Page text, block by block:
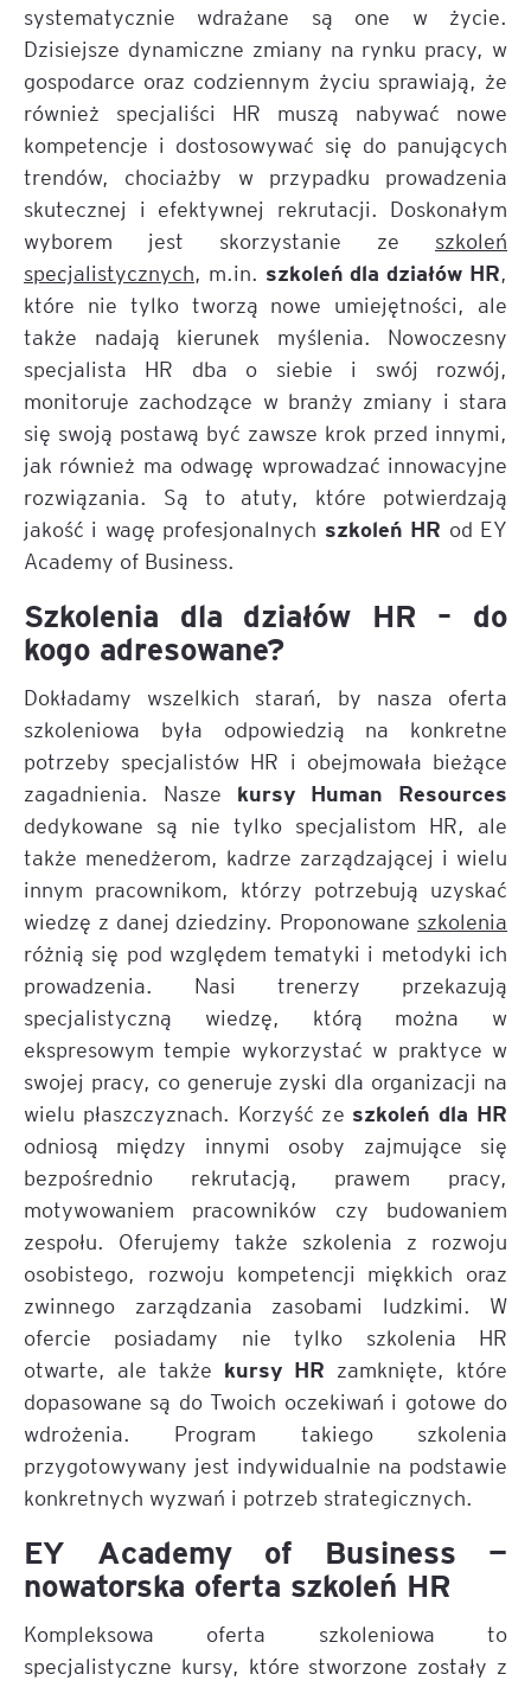
systematycznie wdrażane są one w życie.
Dzisiejsze dynamiczne zmiany na rynku pracy, w
gospodarce oraz codziennym życiu sprawiają, że
również specjaliści HR muszą nabywać nowe
kompetencje i dostosowywać się do panujących
trendów, chociażby w przypadku prowadzenia
skutecznej i efektywnej rekrutacji. Doskonałym
wyborem jest skorzystanie ze szkoleń
specjalistycznych, m.in. szkoleń dla działów HR,
które nie tylko tworzą nowe umiejętności, ale
także nadają kierunek myślenia. Nowoczesny
specjalista HR dba o siebie i swój rozwój,
monitoruje zachodzące w branży zmiany i stara
się swoją postawą być zawsze krok przed innymi,
jak również ma odwagę wprowadzać innowacyjne
rozwiązania. Są to atuty, które potwierdzają
jakość i wagę profesjonalnych szkoleń HR od EY
Academy of Business.
Szkolenia dla działów HR – do
kogo adresowane?
Dokładamy wszelkich starań, by nasza oferta
szkoleniowa była odpowiedzią na konkretne
potrzeby specjalistów HR i obejmowała bieżące
zagadnienia. Nasze kursy Human Resources
dedykowane są nie tylko specjalistom HR, ale
także menedżerom, kadrze zarządzającej i wielu
innym pracownikom, którzy potrzebują uzyskać
wiedzę z danej dziedziny. Proponowane szkolenia
różnią się pod względem tematyki i metodyki ich
prowadzenia. Nasi trenerzy przekazują
specjalistyczną wiedzę, którą można w
ekspresowym tempie wykorzystać w praktyce w
swojej pracy, co generuje zyski dla organizacji na
wielu płaszczyznach. Korzyść ze szkoleń dla HR
odniosą między innymi osoby zajmujące się
bezpośrednio rekrutacją, prawem pracy,
motywowaniem pracowników czy budowaniem
zespołu. Oferujemy także szkolenia z rozwoju
osobistego, rozwoju kompetencji miękkich oraz
zwinnego zarządzania zasobami ludzkimi. W
ofercie posiadamy nie tylko szkolenia HR
otwarte, ale także kursy HR zamknięte, które
dopasowane są do Twoich oczekiwań i gotowe do
wdrożenia. Program takiego szkolenia
przygotowywany jest indywidualnie na podstawie
konkretnych wyzwań i potrzeb strategicznych.
EY Academy of Business —
nowatorska oferta szkoleń HR
Kompleksowa oferta szkoleniowa to
specjalistyczne kursy, które stworzone zostały z